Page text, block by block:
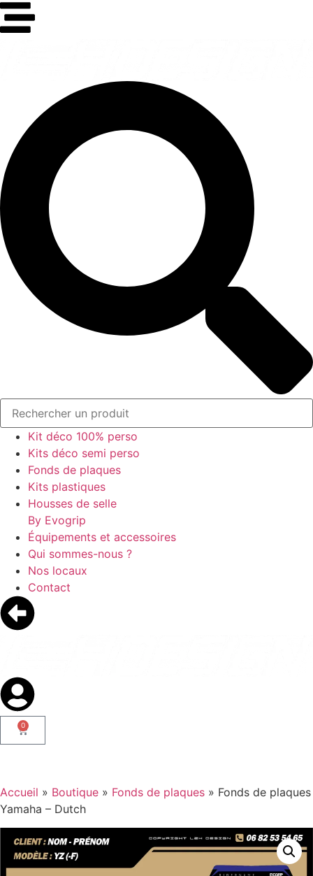
Kit déco 100% perso
Kits déco semi perso
Fonds de plaques
Kits plastiques
Housses de selle
By Evogrip
Équipements et accessoires
Qui sommes-nous ?
Nos locaux
Contact
0
Accueil » Boutique » Fonds de plaques » Fonds de plaques
Yamaha – Dutch